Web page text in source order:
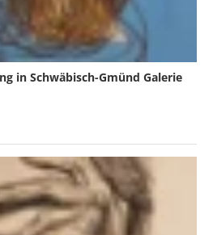
in Schwäbisch-Gmünd Galerie